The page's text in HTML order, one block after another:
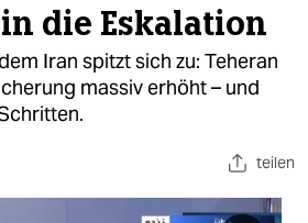
die Eskalation
Iran spitzt sich zu: Teheran
massiv erhöht – und
teilen